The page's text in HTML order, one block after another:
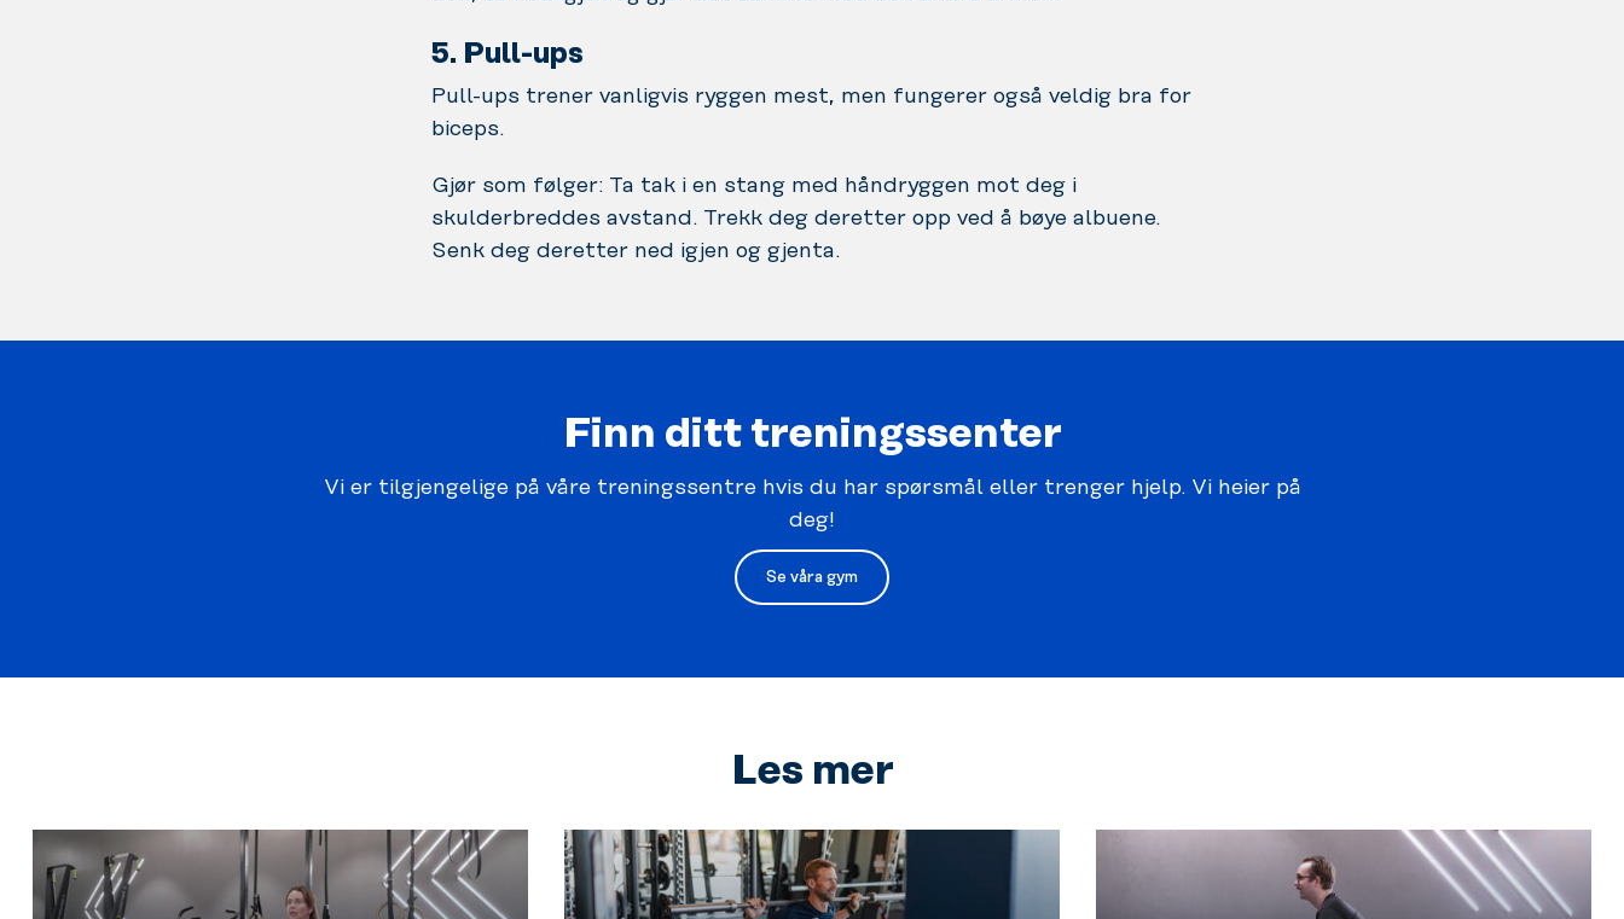
5. Pull-ups
Pull-ups trener vanligvis ryggen mest, men fungerer også veldig bra for
biceps.
Gjør som følger: Ta tak i en stang med håndryggen mot deg i
skulderbreddes avstand. Trekk deg deretter opp ved å bøye albuene.
Senk deg deretter ned igjen og gjenta.
Finn ditt treningssenter
Vi er tilgjengelige på våre treningssentre hvis du har spørsmål eller trenger hjelp. Vi heier på
deg!
Se våra gym
Les mer